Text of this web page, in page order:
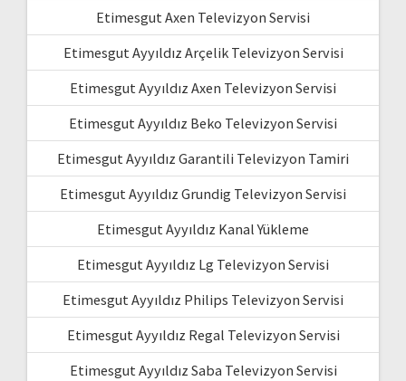
Etimesgut Axen Televizyon Servisi
Etimesgut Ayyıldız Arçelik Televizyon Servisi
Etimesgut Ayyıldız Axen Televizyon Servisi
Etimesgut Ayyıldız Beko Televizyon Servisi
Etimesgut Ayyıldız Garantili Televizyon Tamiri
Etimesgut Ayyıldız Grundig Televizyon Servisi
Etimesgut Ayyıldız Kanal Yükleme
Etimesgut Ayyıldız Lg Televizyon Servisi
Etimesgut Ayyıldız Philips Televizyon Servisi
Etimesgut Ayyıldız Regal Televizyon Servisi
Etimesgut Ayyıldız Saba Televizyon Servisi